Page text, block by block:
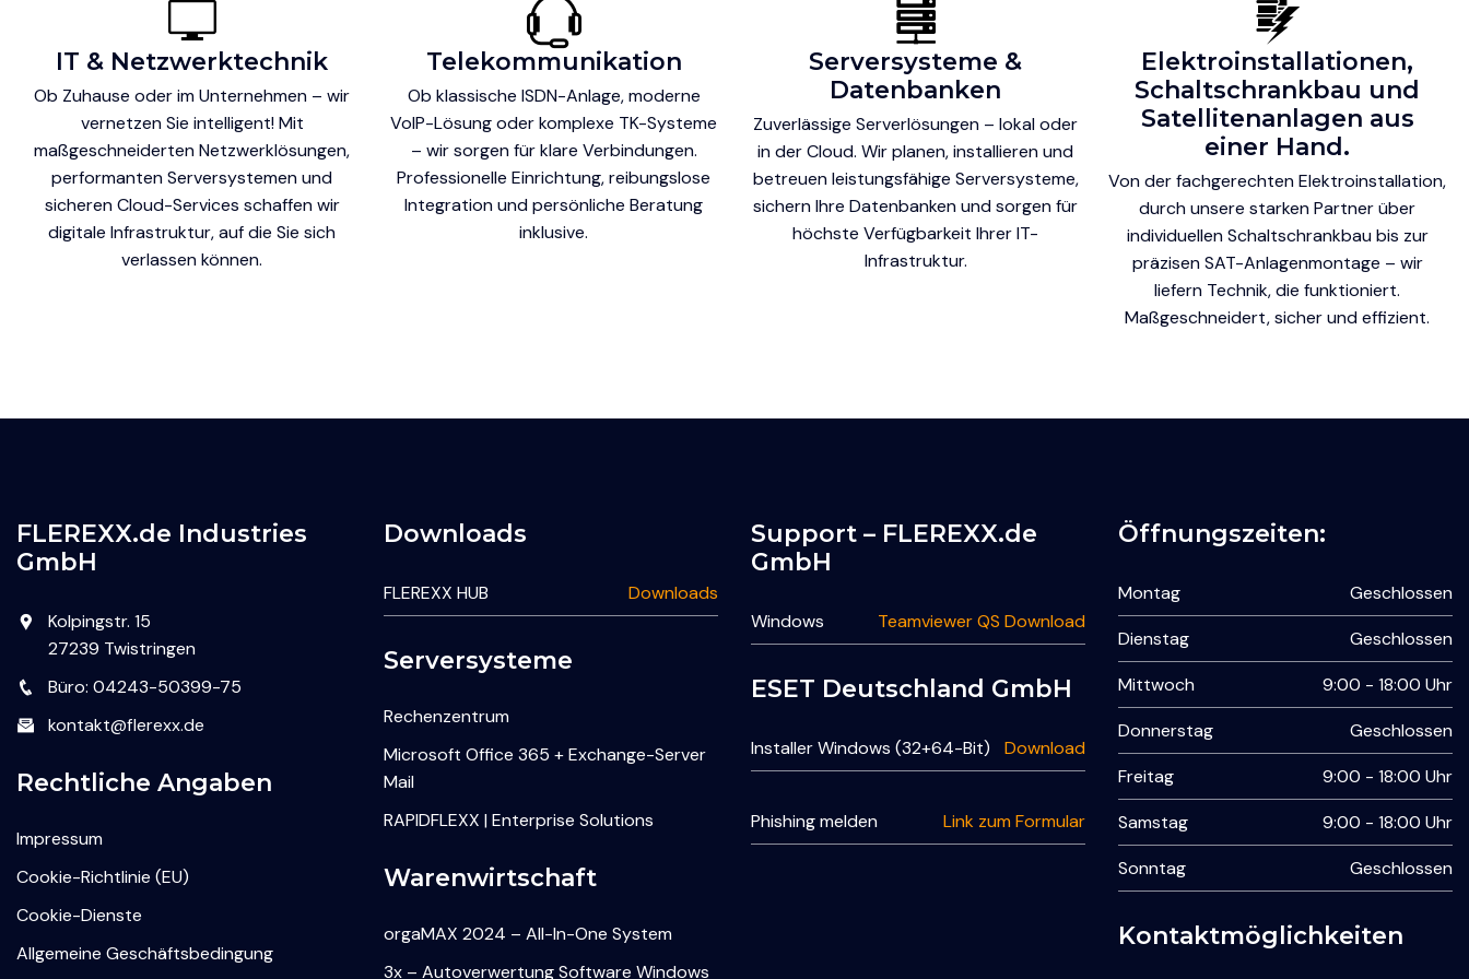
IT & Netzwerktechnik
Ob Zuhause oder im Unternehmen – wir
vernetzen Sie intelligent! Mit
maßgeschneiderten Netzwerklösungen,
performanten Serversystemen und
sicheren Cloud-Services schaffen wir
digitale Infrastruktur, auf die Sie sich
verlassen können.
Telekommunikation
Ob klassische ISDN-Anlage, moderne
VoIP-Lösung oder komplexe TK-Systeme
– wir sorgen für klare Verbindungen.
Professionelle Einrichtung, reibungslose
Integration und persönliche Beratung
inklusive.
Serversysteme &
Datenbanken
Zuverlässige Serverlösungen – lokal oder
in der Cloud. Wir planen, installieren und
betreuen leistungsfähige Serversysteme,
sichern Ihre Datenbanken und sorgen für
höchste Verfügbarkeit Ihrer IT-
Infrastruktur.
Elektroinstallationen,
Schaltschrankbau und
Satellitenanlagen aus
einer Hand.
Von der fachgerechten Elektroinstallation,
durch unsere starken Partner über
individuellen Schaltschrankbau bis zur
präzisen SAT-Anlagenmontage – wir
liefern Technik, die funktioniert.
Maßgeschneidert, sicher und effizient.
FLEREXX.de Industries
GmbH
Kolpingstr. 15
27239 Twistringen
Büro: 04243-50399-75
kontakt@flerexx.de
Rechtliche Angaben
Impressum
Cookie-Richtlinie (EU)
Cookie-Dienste
Allgemeine Geschäftsbedingung
Downloads
FLEREXX HUB Downloads
Serversysteme
Rechenzentrum
Microsoft Office 365 + Exchange-Server
Mail
RAPIDFLEXX | Enterprise Solutions
Warenwirtschaft
orgaMAX 2024 – All-In-One System
3x – Autoverwertung Software Windows
Support – FLEREXX.de
GmbH
Windows Teamviewer QS Download
ESET Deutschland GmbH
Installer Windows (32+64-Bit) Download
Phishing melden Link zum Formular
Öffnungszeiten:
Montag
Geschlossen
Dienstag
Geschlossen
Mittwoch
9:00 - 18:00 Uhr
Donnerstag
Geschlossen
Freitag
9:00 - 18:00 Uhr
Samstag
9:00 - 18:00 Uhr
Sonntag
Geschlossen
Kontaktmöglichkeiten